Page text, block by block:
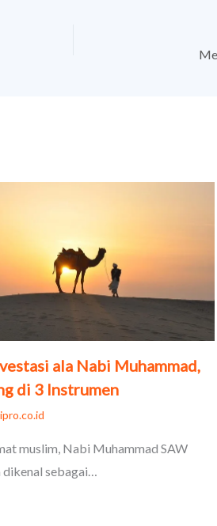
ala Nabi Muhammad,
di 3 Instrumen
muslim, Nabi Muhammad SAW
sebagai…